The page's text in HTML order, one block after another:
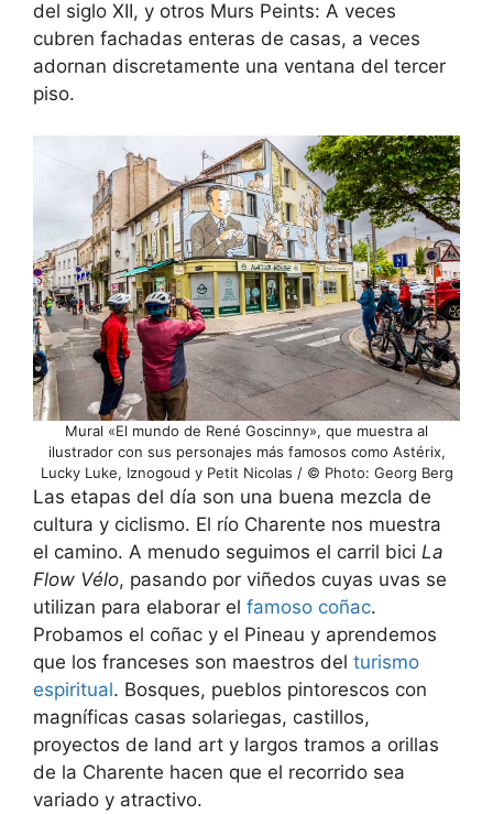
del siglo XII, y otros Murs Peints: A veces
cubren fachadas enteras de casas, a veces
adornan discretamente una ventana del tercer
piso.
Mural «El mundo de René Goscinny», que muestra al
ilustrador con sus personajes más famosos como Astérix,
Lucky Luke, Iznogoud y Petit Nicolas / © Photo: Georg Berg
Las etapas del día son una buena mezcla de
cultura y ciclismo. El río Charente nos muestra
el camino. A menudo seguimos el carril bici La
Flow Vélo, pasando por viñedos cuyas uvas se
utilizan para elaborar el famoso coñac.
Probamos el coñac y el Pineau y aprendemos
que los franceses son maestros del turismo
espiritual. Bosques, pueblos pintorescos con
magníficas casas solariegas, castillos,
proyectos de land art y largos tramos a orillas
de la Charente hacen que el recorrido sea
variado y atractivo.